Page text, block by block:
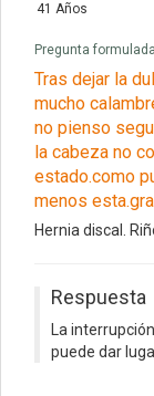
41 Años
Pregunta
Tras dejar la
mucho
no pienso
la cabeza no
estado.como
menos
Hernia discal.
Respuesta
La
puede dar